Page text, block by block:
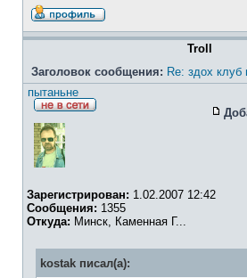
Troll
Заголовок сообщения: Re: здох клуб
пытаньне
Зарегистрирован: 1.02.2007 12:42
Сообщения: 1355
Откуда: Минск, Каменная Г...
kostak писал(а):